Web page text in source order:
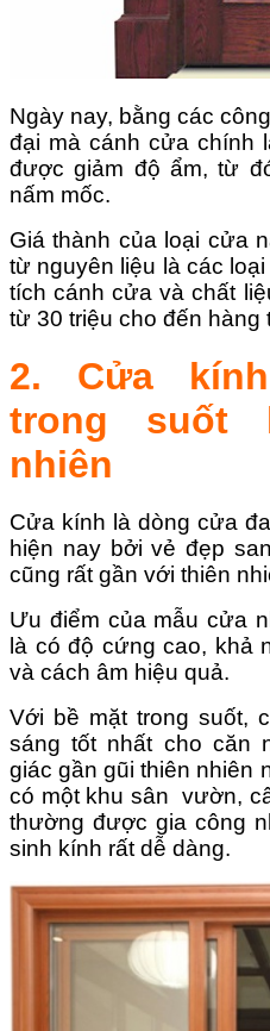
Ngày nay, bằng các
đại mà cánh cửa chính
được giảm độ ẩm, từ
nấm mốc.
Giá thành của loại cửa
từ nguyên liệu là các
tích cánh cửa và chất
từ 30 triệu cho đến hàng
2. Cửa
trong suốt
nhiên
Cửa kính là dòng cửa
hiện nay bởi vẻ đẹp
cũng rất gần với thiên
Ưu điểm của mẫu cửa
là có độ cứng cao, khả
và cách âm hiệu quả.
Với bề mặt trong suốt,
sáng tốt nhất cho căn
giác gần gũi thiên nhiên
có một khu sân vườn,
thường được gia công
sinh kính rất dễ dàng.